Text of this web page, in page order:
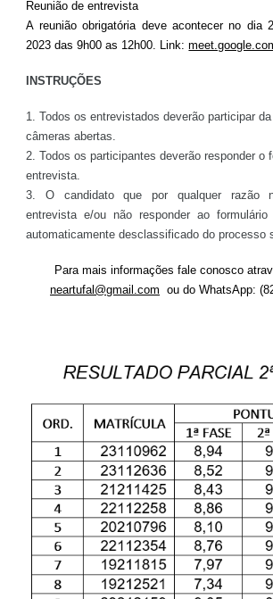
Reunião de entrevista
A reunião obrigatória deve acontecer no dia
2023 das 9h00 as 12h00. Link:
INSTRUÇÕES
1. Todos os entrevistados deverão participar
câmeras abertas.
2. Todos os participantes deverão responder o
entrevista.
3. O candidato que por qualquer razão
entrevista e/ou não responder ao formulário
automaticamente desclassificado do processo
Para mais informações fale conosco
neartufal@gmail.com ou do WhatsApp: